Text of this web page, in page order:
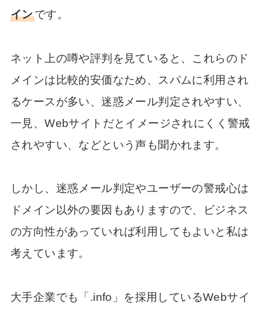
インです。
ネット上の噂や評判を見ていると、これらのド
メインは比較的安価なため、スパムに利用され
るケースが多い、迷惑メール判定されやすい、
一見、Webサイトだとイメージされにくく警戒
されやすい、などという声も聞かれます。
しかし、迷惑メール判定やユーザーの警戒心は
ドメイン以外の要因もありますので、ビジネス
の方向性があっていれば利用してもよいと私は
考えています。
大手企業でも「.info」を採用しているWebサイ